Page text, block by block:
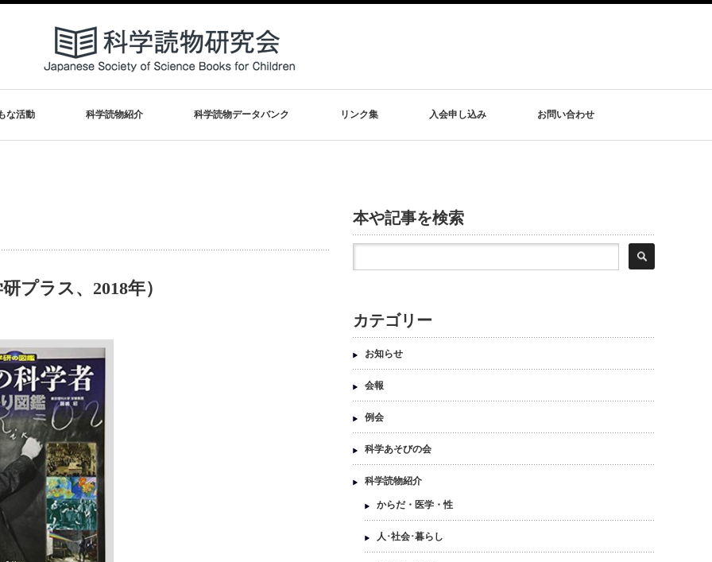
な活動 科学読物紹介 科学読物データバンク リンク集 入会申し込み お問い合わせ
プラス、2018年）
本や記事を検索
カテゴリー
お知らせ
会報
例会
科学あそびの会
科学読物紹介
からだ・医学・性
人･社会･暮らし